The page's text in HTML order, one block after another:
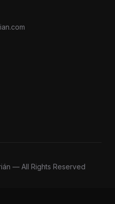
— All Rights Reserved